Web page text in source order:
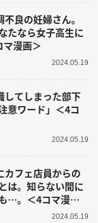
良の妊婦さん。
たなら女子高生に
漫画＞
2024.05.19
してしまった部下
意ワード」＜4コ
2024.05.19
カフェ店員からの
は。知らない間に
…。＜4コマ漫画
2024.05.19